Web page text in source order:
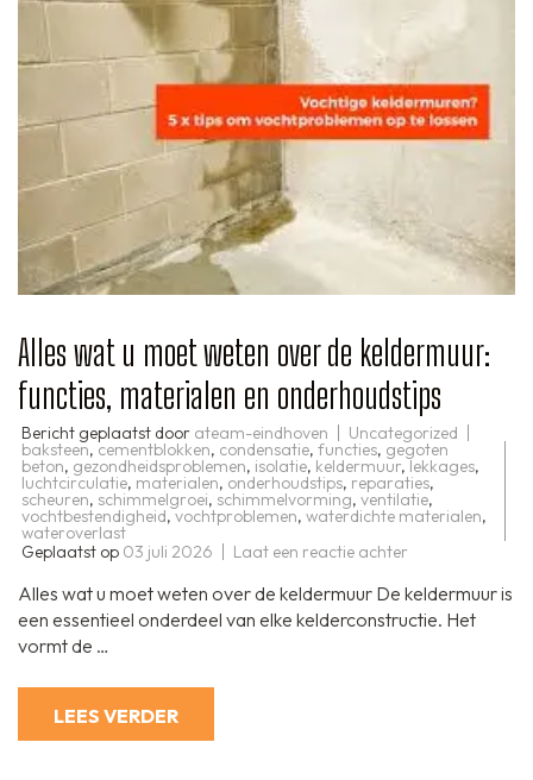
Alles wat u moet weten over de keldermuur:
functies, materialen en onderhoudstips
Bericht geplaatst door ateam-eindhoven Uncategorized
baksteen, cementblokken, condensatie, functies, gegoten
beton, gezondheidsproblemen, isolatie, keldermuur,lekkages,
luchtcirculatie, materialen, onderhoudstips, reparaties,
scheuren, schimmelgroei, schimmelvorming, ventilatie,
vochtbestendigheid,vochtproblemen, waterdichte materialen,
wateroverlast
Geplaatst op 03 juli 2026 Laat een reactie achter
wat
u
moet
weten
Alles wat u moet weten over de keldermuur De keldermuur is
een essentieel onderdeel van elke kelderconstructie. Het
vormt de …
LEES VERDER